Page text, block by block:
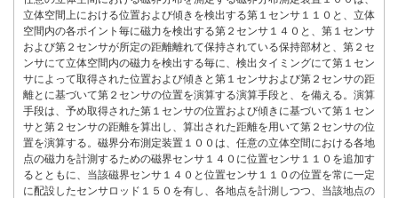
立体空間上における位置および傾きを検出する第１センサ１１０と、立体
空間内の各ポイント毎に磁力を検出する第２センサ１４０と、第１センサ
および第２センサが所定の距離離れて保持されている保持部材と、第２セ
ンサにて立体空間内の磁力を検出する毎に、検出タイミングにて第１セン
サによって取得された位置および傾きと第１センサおよび第２センサの距
離とに基づいて第２センサの位置を演算する演算手段と、を備える。演算
手段は、予め取得された第１センサの位置および傾きに基づいて第１セン
サと第２センサの距離を算出し、算出された距離を用いて第２センサの位
置を演算する。磁界分布測定装置１００は、任意の立体空間における各地
点の磁力を計測するための磁界センサ１４０に位置センサ１１０を追加す
るとともに、当該磁界センサ１４０と位置センサ１１０の位置を常に一定
に配設したセンサロッド１５０を有し、各地点を計測しつつ、当該地点の